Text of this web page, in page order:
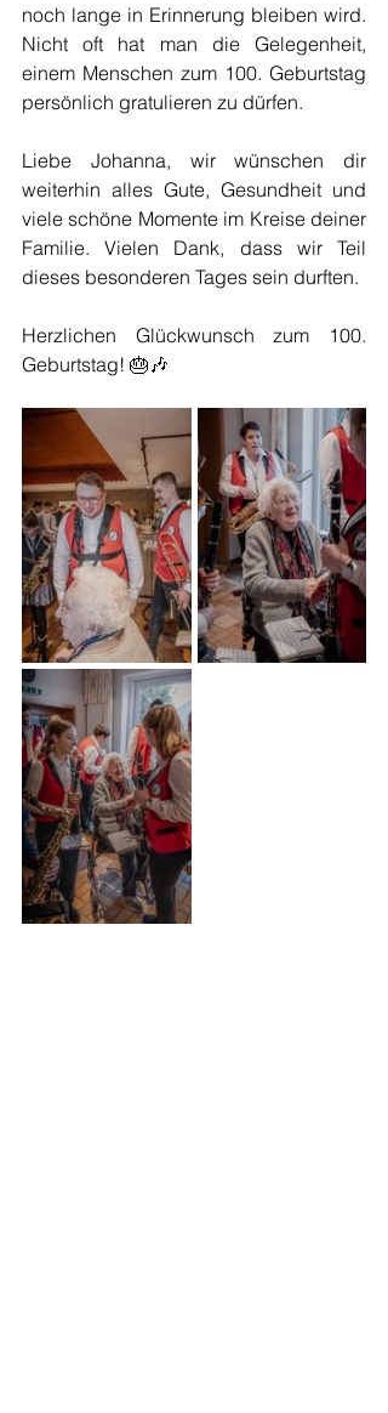
noch lange in Erinnerung bleiben wird.
Nicht oft hat man die Gelegenheit,
einem Menschen zum 100. Geburtstag
persönlich gratulieren zu dürfen.
Liebe Johanna, wir wünschen dir
weiterhin alles Gute, Gesundheit und
viele schöne Momente im Kreise deiner
Familie. Vielen Dank, dass wir Teil
dieses besonderen Tages sein durften.
Herzlichen Glückwunsch zum 100.
Geburtstag! 🎂🎶